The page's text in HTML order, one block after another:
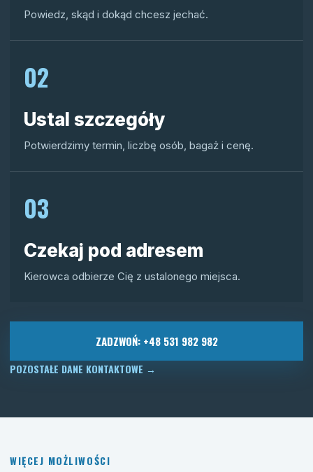
Powiedz, skąd i dokąd chcesz jechać.
02
Ustal szczegóły
Potwierdzimy termin, liczbę osób, bagaż i cenę.
03
Czekaj pod adresem
Kierowca odbierze Cię z ustalonego miejsca.
ZADZWOŃ: +48 531 982 982
POZOSTAŁE DANE KONTAKTOWE →
WIĘCEJ MOŻLIWOŚCI